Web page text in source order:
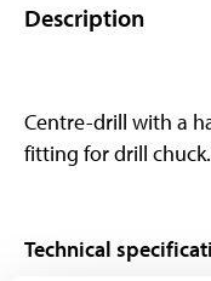
Description
Centre-drill with a
fitting for drill chuck.
Technical